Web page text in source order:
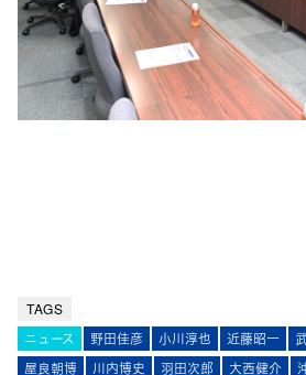
TAGS
ニュース 野田佳彦 小川淳也 近藤昭一
屋良朝博
川内博史 羽田次郎 大西健介